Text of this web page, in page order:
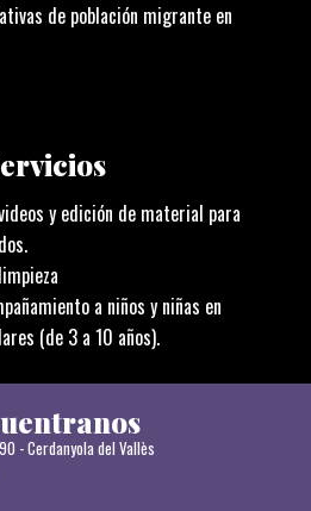
de población migrante en
y edición de material para
a niños y niñas en
(de 3 a 10 años).
- Cerdanyola del Vallès